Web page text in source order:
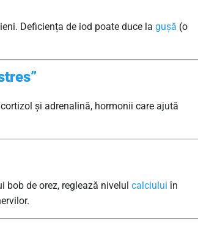
Deficiența de iod poate duce la gușă (o
și adrenalină, hormonii care ajută
bob de orez, reglează nivelul calciului în